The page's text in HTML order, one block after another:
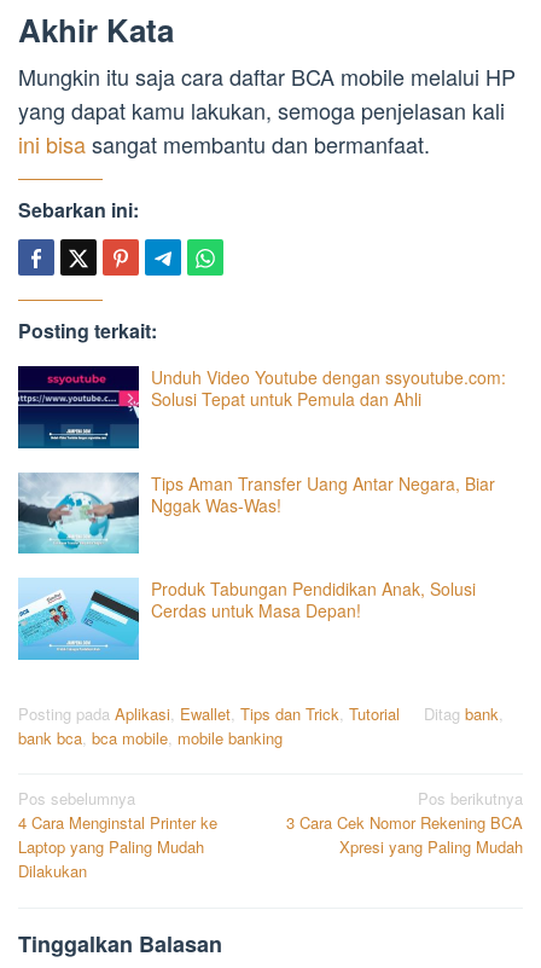
Akhir Kata
Mungkin itu saja cara daftar BCA mobile melalui HP
yang dapat kamu lakukan, semoga penjelasan kali
ini bisasangat membantu dan bermanfaat.
Sebarkan ini:
Posting terkait:
Unduh Video Youtube dengan ssyoutube.com:
Solusi Tepat untuk Pemula dan Ahli
Tips Aman Transfer Uang Antar Negara, Biar
Nggak Was-Was!
Produk Tabungan Pendidikan Anak, Solusi
Cerdas untuk Masa Depan!
Posting pada Aplikasi Ewallet Tips dan Trick Tutorial Ditag bank
bank bca bca mobile mobile banking
Navigasi
pos
Pos sebelumnya
4 Cara Menginstal Printer ke
Laptop yang Paling Mudah
Dilakukan
Pos berikutnya
3 Cara Cek Nomor Rekening BCA
Xpresi yang Paling Mudah
Tinggalkan Balasan